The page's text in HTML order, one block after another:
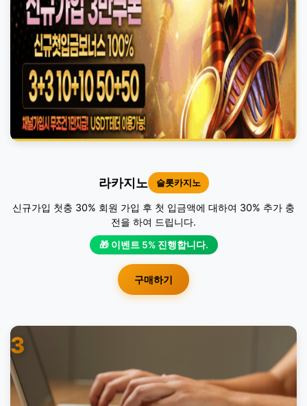
라카지노 슬롯카지노
신규가입 첫충 30% 회원 가입 후 첫 입금액에 대하여 30% 추가 충
전을 하여 드립니다.
🎁 이벤트 5% 진행합니다.
구매하기
3